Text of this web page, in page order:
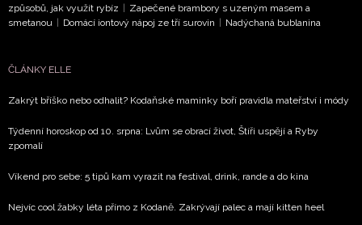
způsobů, jak využít rybíz | Zapečené brambory s uzeným masem a
smetanou | Domácí iontový nápoj ze tří surovin | Nadýchaná bublanina
ČLÁNKY ELLE
Zakrýt bříško nebo odhalit? Kodaňské maminky boří pravidla mateřství i módy
Týdenní horoskop od 10. srpna: Lvům se obrací život, Štíři uspějí a Ryby
zpomalí
Víkend pro sebe: 5 tipů kam vyrazit na festival, drink, rande a do kina
Nejvíc cool žabky léta přímo z Kodaně. Zakrývají palec a mají kitten heel